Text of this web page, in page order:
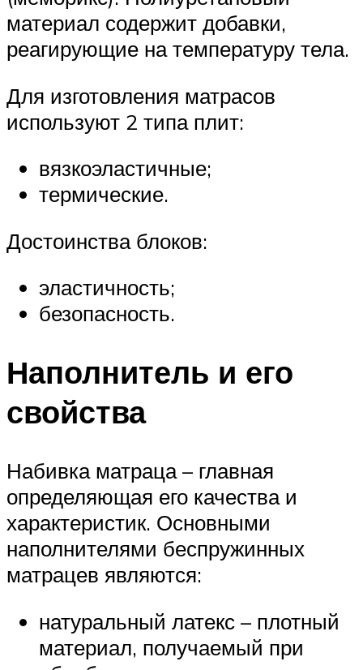
материал содержит добавки,
реагирующие на температуру тела.
Для изготовления матрасов
используют 2 типа плит:
вязкоэластичные;
термические.
Достоинства блоков:
эластичность;
безопасность.
Наполнитель и его
свойства
Набивка матраца – главная
определяющая его качества и
характеристик. Основными
наполнителями беспружинных
матрацев являются:
натуральный латекс – плотный
материал, получаемый при